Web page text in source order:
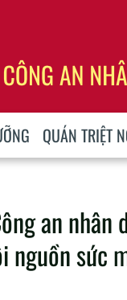
QUÁN TRIỆT
an nhân
sức